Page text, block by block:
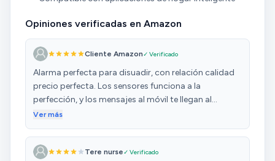
Opiniones verificadas en Amazon
Cliente Amazon✓ Verificado
Alarma perfecta para disuadir, con relación calidad
precio perfecta. Los sensores funciona a la
perfección, y los mensajes al móvil te llegan al
segundo. La alarma hace muchísimo ruido, si te
pero con un sonido mas bajo. No me queda claro la
distintas funciones de los sensores (timbre, cerrado,
Ver más
Tere nurse✓ Verificado